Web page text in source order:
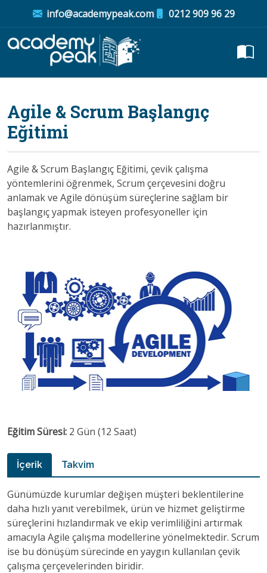
info@academypeak.com 0212 909 96 29
Agile & Scrum Başlangıç
Eğitimi
Agile & Scrum Başlangıç Eğitimi, çevik çalışma
yöntemlerini öğrenmek, Scrum çerçevesini doğru
anlamak ve Agile dönüşüm süreçlerine sağlam bir
başlangıç yapmak isteyen profesyoneller için
hazırlanmıştır.
Eğitim Süresi: 2 Gün (12 Saat)
İçerik Takvim
Günümüzde kurumlar değişen müşteri beklentilerine
daha hızlı yanıt verebilmek, ürün ve hizmet geliştirme
süreçlerini hızlandırmak ve ekip verimliliğini artırmak
amacıyla Agile çalışma modellerine yönelmektedir. Scrum
ise bu dönüşüm sürecinde en yaygın kullanılan çevik
çalışma çerçevelerinden biridir.